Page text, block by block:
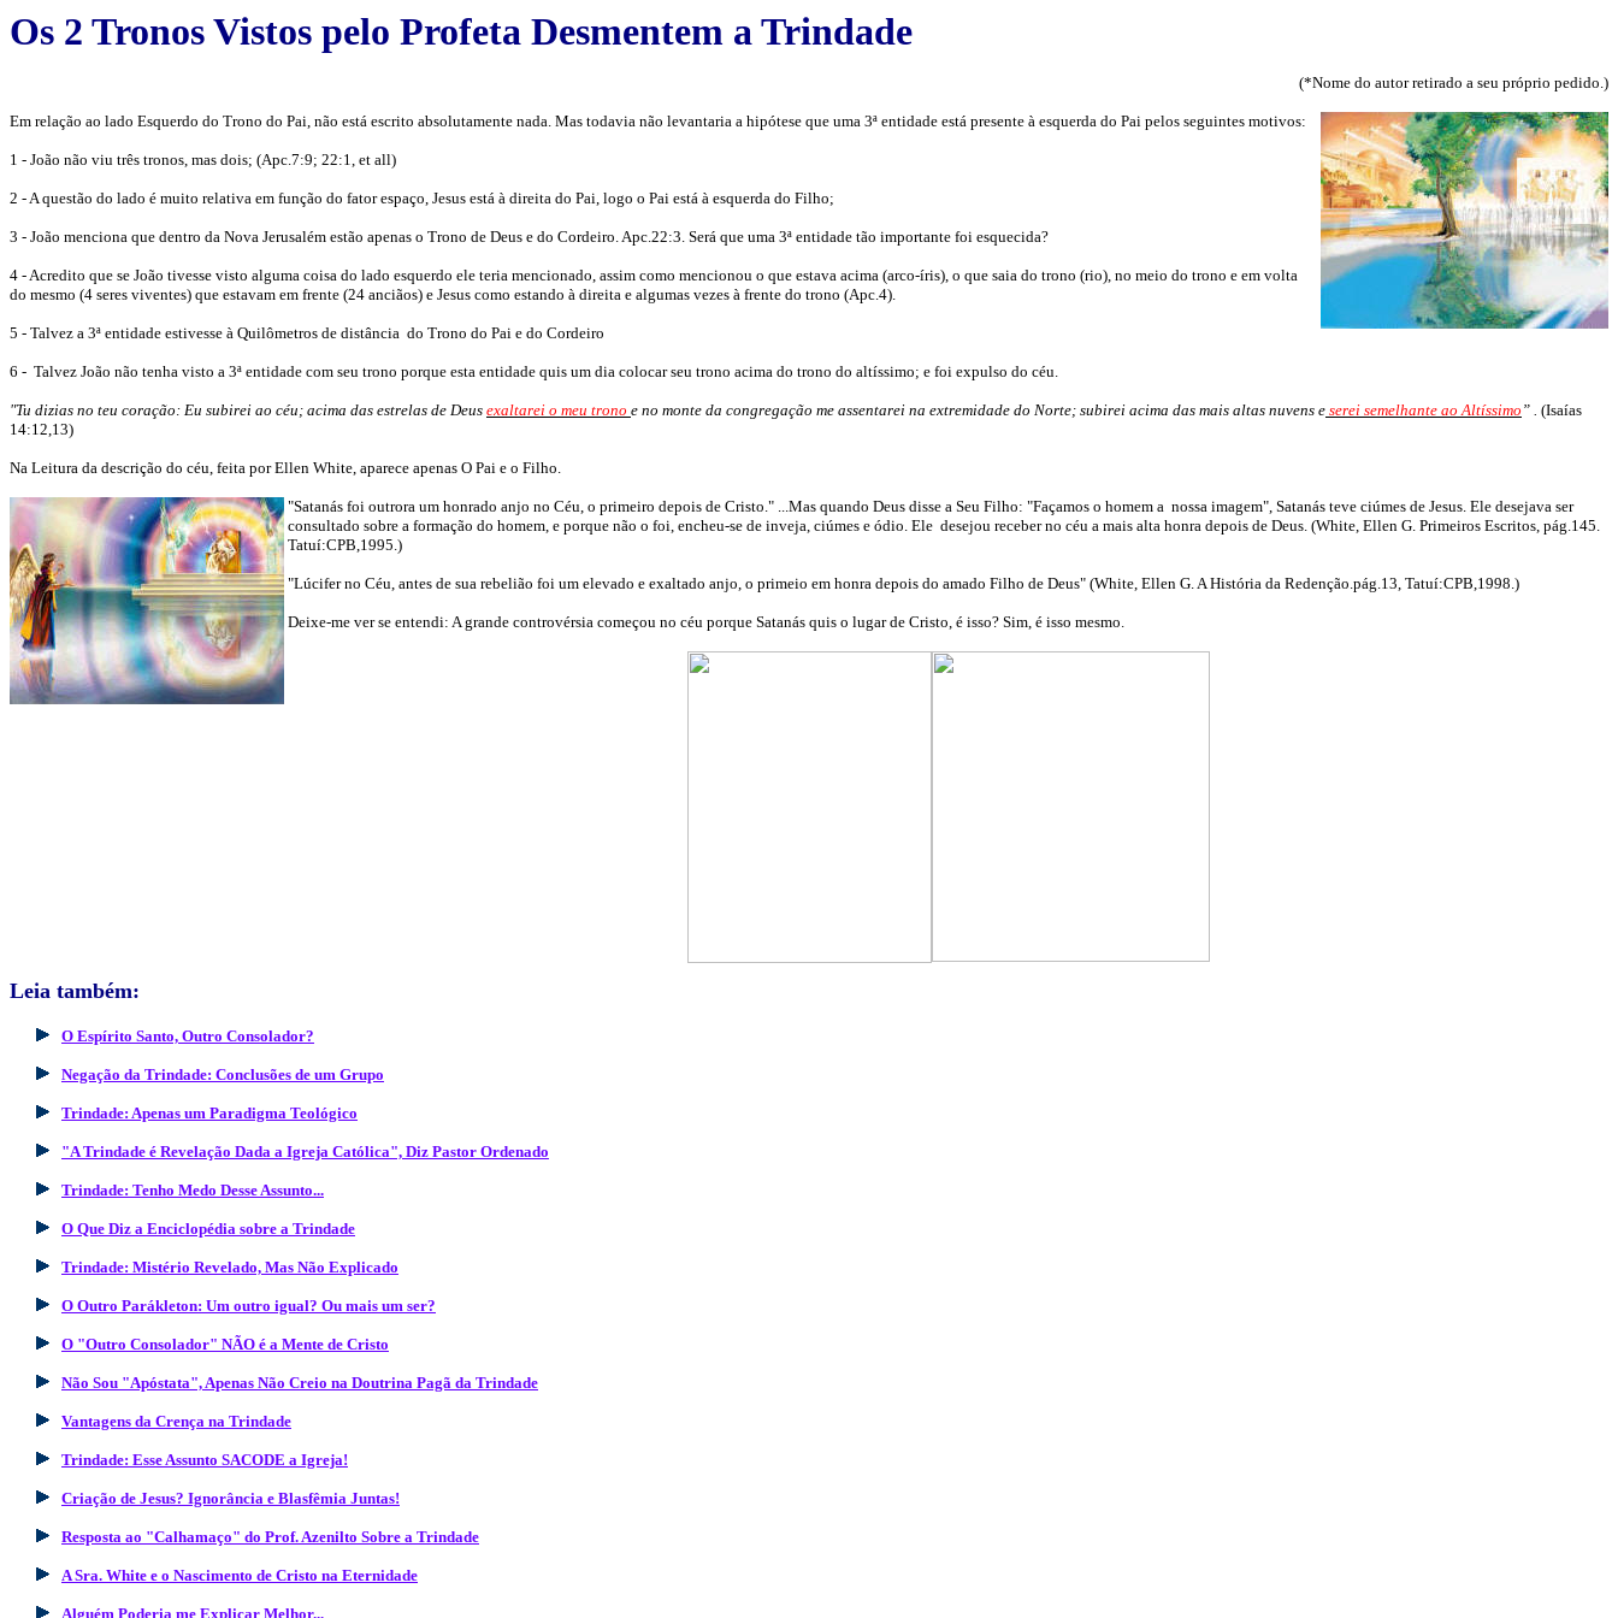
Os 2 Tronos Vistos pelo Profeta Desmentem a Trindade
(*Nome do autor retirado a seu próprio pedido.)
Em relação ao lado Esquerdo do Trono do Pai, não está escrito absolutamente nada. Mas todavia não levantaria a hipótese que uma 3ª entidade está presente à esquerda do Pai pelos seguintes motivos:
1 - João não viu três tronos, mas dois; (Apc.7:9; 22:1, et all)
2 - A questão do lado é muito relativa em função do fator espaço, Jesus está à direita do Pai, logo o Pai está à esquerda do Filho;
3 - João menciona que dentro da Nova Jerusalém estão apenas o Trono de Deus e do Cordeiro. Apc.22:3. Será que uma 3ª entidade tão importante foi esquecida?
4 - Acredito que se João tivesse visto alguma coisa do lado esquerdo ele teria mencionado, assim como mencionou o que estava acima (arco-íris), o que saia do trono (rio), no meio do trono e em volta
do mesmo (4 seres viventes) que estavam em frente (24 anciãos) e Jesus como estando à direita e algumas vezes à frente do trono (Apc.4).
5 - Talvez a 3ª entidade estivesse à Quilômetros de distância do Trono do Pai e do Cordeiro
6 - Talvez João não tenha visto a 3ª entidade com seu trono porque esta entidade quis um dia colocar seu trono acima do trono do altíssimo; e foi expulso do céu.
"Tu dizias no teu coração: Eu subirei ao céu; acima das estrelas de Deus exaltarei o meu trono e no monte da congregação me assentarei na extremidade do Norte; subirei acima das mais altas nuvens e serei semelhante ao Altíssimo ” . (Isaías
14:12,13)
Na Leitura da descrição do céu, feita por Ellen White, aparece apenas O Pai e o Filho.
"Satanás foi outrora um honrado anjo no Céu, o primeiro depois de Cristo." ...Mas quando Deus disse a Seu Filho: "Façamos o homem a nossa imagem", Satanás teve ciúmes de Jesus. Ele desejava ser
consultado sobre a formação do homem, e porque não o foi, encheu-se de inveja, ciúmes e ódio. Ele desejou receber no céu a mais alta honra depois de Deus. (White, Ellen G. Primeiros Escritos, pág.145.
Tatuí:CPB,1995.)
"Lúcifer no Céu, antes de sua rebelião foi um elevado e exaltado anjo, o primeio em honra depois do amado Filho de Deus" (White, Ellen G. A História da Redenção.pág.13, Tatuí:CPB,1998.)
Deixe-me ver se entendi: A grande controvérsia começou no céu porque Satanás quis o lugar de Cristo, é isso? Sim, é isso mesmo.
Leia também:
O Espírito Santo, Outro Consolador?
Negação da Trindade: Conclusões de um Grupo
Trindade: Apenas um Paradigma Teológico
"A Trindade é Revelação Dada a Igreja Católica", Diz Pastor Ordenado
Trindade: Tenho Medo Desse Assunto...
O Que Diz a Enciclopédia sobre a Trindade
Trindade: Mistério Revelado, Mas Não Explicado
O Outro Parákleton: Um outro igual? Ou mais um ser?
O "Outro Consolador" NÃO é a Mente de Cristo
Não Sou "Apóstata", Apenas Não Creio na Doutrina Pagã da Trindade
Vantagens da Crença na Trindade
Trindade: Esse Assunto SACODE a Igreja!
Criação de Jesus? Ignorância e Blasfêmia Juntas!
Resposta ao "Calhamaço" do Prof. Azenilto Sobre a Trindade
A Sra. White e o Nascimento de Cristo na Eternidade
Alguém Poderia me Explicar Melhor...